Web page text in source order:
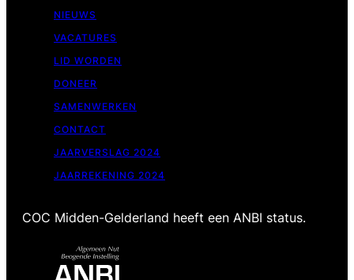
NIEUWS
VACATURES
LID WORDEN
DONEER
SAMENWERKEN
CONTACT
JAARVERSLAG 2024
JAARREKENING 2024
COC Midden-Gelderland heeft een ANBI status.